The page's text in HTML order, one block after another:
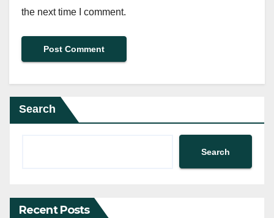
the next time I comment.
Search
Search
Recent Posts